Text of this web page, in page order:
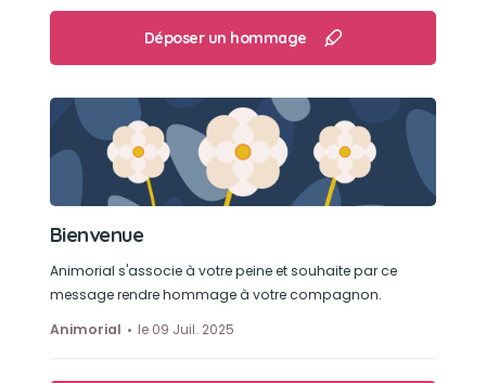
Déposer un hommage
Bienvenue
Animorial s'associe à votre peine et souhaite par ce
message rendre hommage à votre compagnon.
Animorial
le 09 Juil. 2025